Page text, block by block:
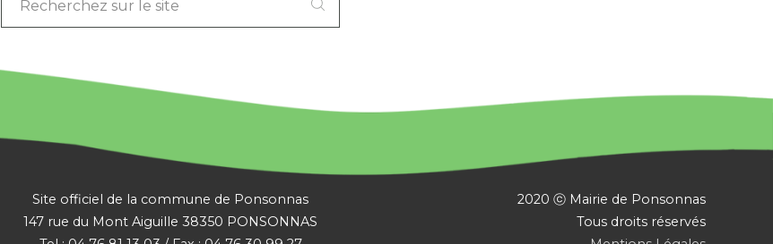
SITE
Site officiel de la commune de Ponsonnas
147 rue du Mont Aiguille 38350 PONSONNAS
2020 ⓒ Mairie de Ponsonnas
Tous droits réservés